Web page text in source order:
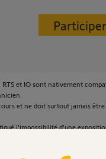
et IO sont nativement
et ne doit surtout jamais
l'impossibilité d'une